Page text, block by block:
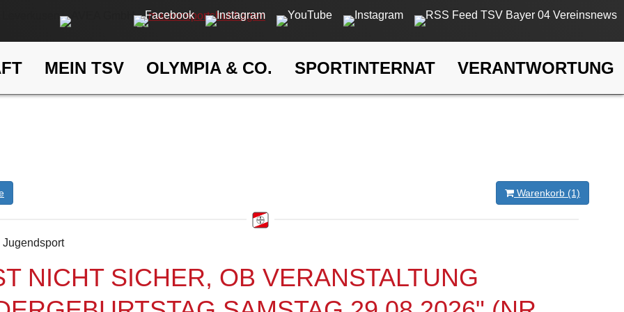
MEIN TSV OLYMPIA & CO. SPORTINTERNAT VERANTWORTUNG
Warenkorb (1)
Jugendsport
NICHT SICHER, OB VERANSTALTUNG